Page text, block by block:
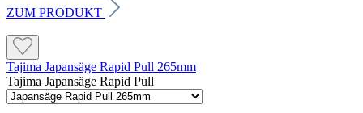
ZUM PRODUKT
Tajima Japansäge Rapid Pull 265mm
Tajima Japansäge Rapid Pull